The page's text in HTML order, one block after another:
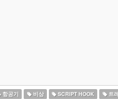
항공기 비상 SCRIPT HOOK 트